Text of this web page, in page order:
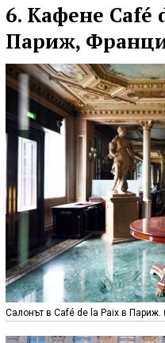
6. Кафене Café
Париж,
Салонът в Café de la Paix в Париж.